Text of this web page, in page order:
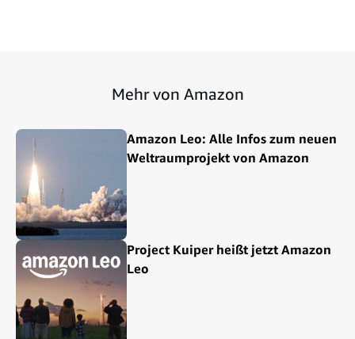
Mehr von Amazon
Amazon Leo: Alle Infos zum neuen
Weltraumprojekt von Amazon
Project Kuiper heißt jetzt Amazon
Leo